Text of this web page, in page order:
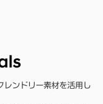
ンドリー素材を活用し